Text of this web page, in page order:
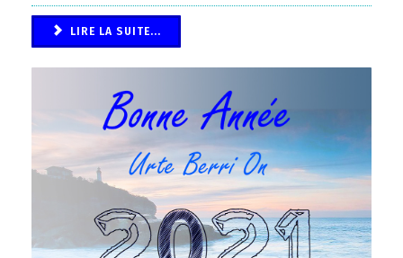
LIRE LA SUITE...